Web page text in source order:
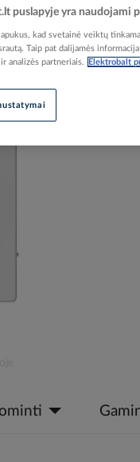
puslapyje yra naudojami
kad svetainė veiktų
Taip pat dalijamės
analizės partneriais.
Elektrobalt